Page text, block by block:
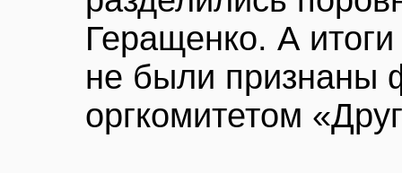
Геращенко. А
не были признаны
оргкомитетом